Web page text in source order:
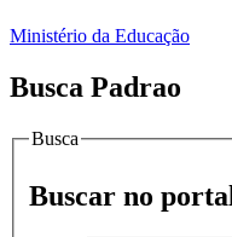
Ministério da Educação
Busca Padrao
Busca
Buscar no portal